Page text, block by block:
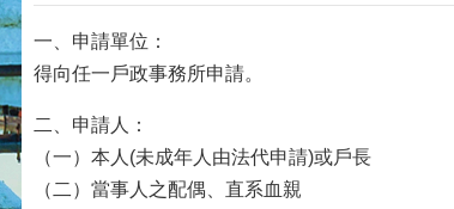
一、申請單位：
得向任一戶政事務所申請。
二、申請人：
（一）本人(未成年人由法代申請)或戶長
（二）當事人之配偶、直系血親